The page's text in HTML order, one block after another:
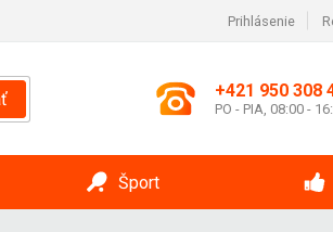
Prihlásenie
+421 950 308
PO - PIA, 08:00 -
Šport